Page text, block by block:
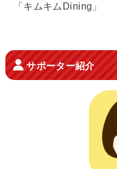
「キムキムDining」
サポーター紹介